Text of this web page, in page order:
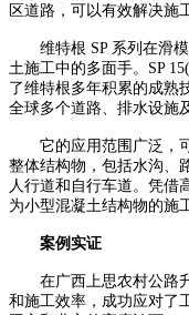
区道路，可以有效解决施
维特根 SP 系列在滑模
土施工中的多面手。SP
了维特根多年积累的成熟
全球多个道路、排水设施
它的应用范围广泛，可
整体结构物，包括水沟、
人行道和自行车道。凭借
为小型混凝土结构物的施
案例实证
在广西上思农村公路升
和施工效率，成功应对了